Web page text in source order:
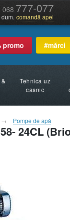
068 777-077
comandă apel
promo #mărci
Tehnica uz
casnic
Pompe de apă
24CL